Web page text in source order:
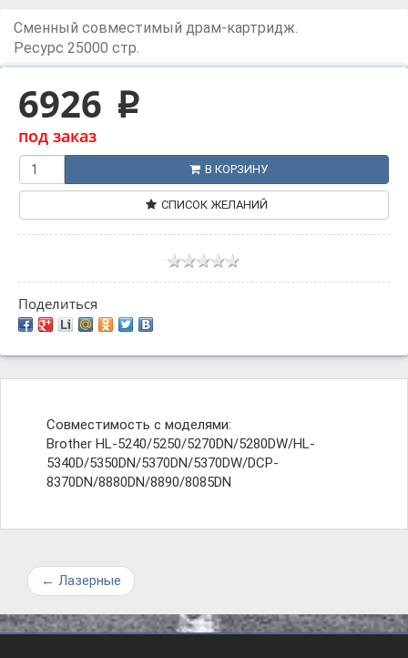
Сменный совместимый драм-картридж.
Ресурс 25000 стр.
6926 p
под заказ
В КОРЗИНУ
СПИСОК ЖЕЛАНИЙ
Поделиться
Совместимость с моделями:
Brother HL-5240/5250/5270DN/5280DW/HL-
5340D/5350DN/5370DN/5370DW/DCP-
8370DN/8880DN/8890/8085DN
← Лазерные